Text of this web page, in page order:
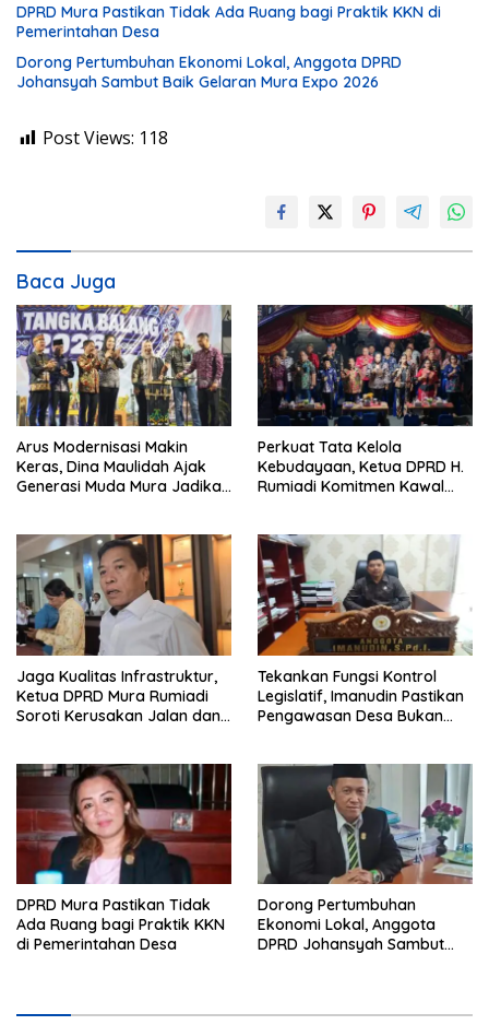
DPRD Mura Pastikan Tidak Ada Ruang bagi Praktik KKN di
Pemerintahan Desa
Dorong Pertumbuhan Ekonomi Lokal, Anggota DPRD
Johansyah Sambut Baik Gelaran Mura Expo 2026
Post Views: 118
Baca Juga
Arus Modernisasi Makin
Keras, Dina Maulidah Ajak
Generasi Muda Mura Jadikan
Perkuat Tata Kelola
Kebudayaan, Ketua DPRD H.
Rumiadi Komitmen Kawal
Jaga Kualitas Infrastruktur,
Ketua DPRD Mura Rumiadi
Soroti Kerusakan Jalan dan
Tekankan Fungsi Kontrol
Legislatif, Imanudin Pastikan
Pengawasan Desa Bukan
DPRD Mura Pastikan Tidak
Ada Ruang bagi Praktik KKN
di Pemerintahan Desa
Dorong Pertumbuhan
Ekonomi Lokal, Anggota
DPRD Johansyah Sambut